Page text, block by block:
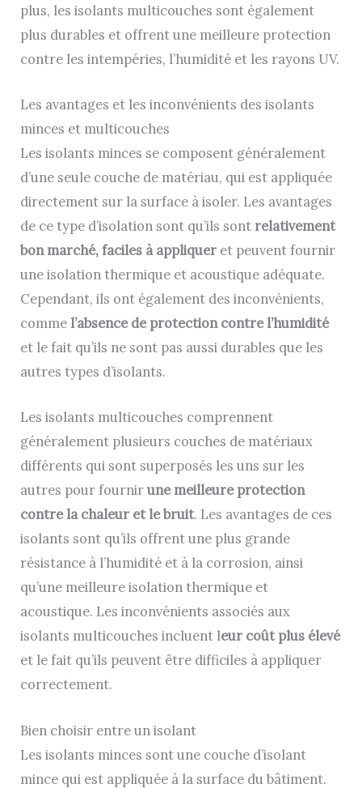
plus, les isolants multicouches sont également
plus durables et offrent une meilleure protection
contre les intempéries, l’humidité et les rayons UV.
Les avantages et les inconvénients des isolants
minces et multicouches
Les isolants minces se composent généralement
d’une seule couche de matériau, qui est appliquée
directement sur la surface à isoler. Les avantages
de ce type d’isolation sont qu’ils sont relativement
bon marché, faciles à appliqueret peuvent fournir
une isolation thermique et acoustique adéquate.
Cependant, ils ont également des inconvénients,
comme l’absence de protection contre l’humidité
et le fait qu’ils ne sont pas aussi durables que les
autres types d’isolants.
Les isolants multicouches comprennent
généralement plusieurs couches de matériaux
différents qui sont superposés les uns sur les
autres pour fournirune meilleure protection
contre la chaleur et le bruit. Les avantages de ces
isolants sont qu’ils offrent une plus grande
résistance à l’humidité et à la corrosion, ainsi
qu’une meilleure isolation thermique et
acoustique. Les inconvénients associés aux
isolants multicouches incluent leur coût plus élevé
et le fait qu’ils peuvent être difficiles à appliquer
correctement.
Bien choisir entre un isolant
Les isolants minces sont une couche d’isolant
mince qui est appliquée à la surface du bâtiment.